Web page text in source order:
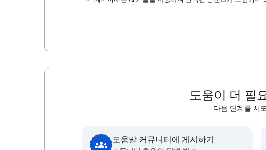
도움이 더 필
다음 단계를 시
도움말 커뮤니티에 게시하기